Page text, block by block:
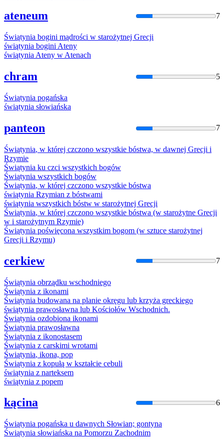
ateneum 7
Świątynia bogini mądrości w starożytnej Grecji
świątynia bogini Ateny
świątynia Ateny w Atenach
chram 5
Świątynia pogańska
świątynia słowiańska
panteon 7
Świątynia, w której czczono wszystkie bóstwa, w dawnej Grecji i
Rzymie
Świątynia ku czci wszystkich bogów
Świątynia wszystkich bogów
Świątynia, w której czczono wszystkie bóstwa
świątynia Rzymian z bóstwami
świątynia wszystkich bóstw w starożytnej Grecji
Świątynia, w której czczono wszystkie bóstwa (w starożytne Grecji
w i starożytnym Rzymie)
Świątynia poświęcona wszystkim bogom (w sztuce starożytnej
Grecji i Rzymu)
cerkiew 7
Świątynia obrządku wschodniego
Świątynia z ikonami
Świątynia budowana na planie okręgu lub krzyża greckiego
świątynia prawosławna lub Kościołów Wschodnich.
Świątynia ozdobiona ikonami
Świątynia prawosławna
Świątynia z ikonostasem
Świątynia z carskimi wrotami
Świątynia, ikona, pop
Świątynia z kopułą w kształcie cebuli
świątynia z narteksem
świątynia z popem
kącina 6
Świątynia pogańska u dawnych Słowian; gontyna
Świątynia słowiańska na Pomorzu Zachodnim